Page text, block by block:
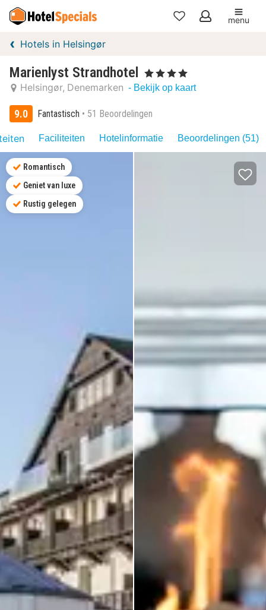
Mijn
menu
Hotels in Helsingør
Marienlyst Strandhotel , 4 Sterren
Helsingør Denemarken - Bekijk op kaart
9.0 Fantastisch 51 Beoordelingen
Faciliteiten Hotelinformatie Beoordelingen (51)
Romantisch
Geniet van luxe
Rustig gelegen